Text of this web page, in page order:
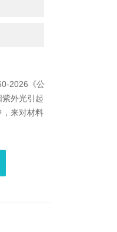
2026《公
外光引起
，来对材料